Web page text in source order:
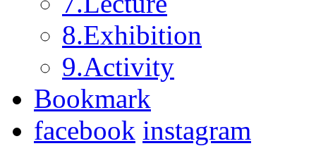
8.Exhibition
9.Activity
Bookmark
facebook instagram